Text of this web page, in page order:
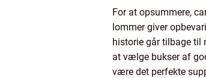
For at opsummere,
lommer giver
historie går tilbage til
at vælge bukser af
være det perfekte